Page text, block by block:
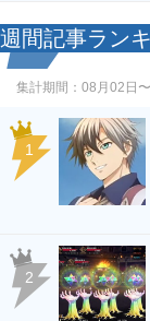
週間記事ラン
集計期間： 08月02日
1
2